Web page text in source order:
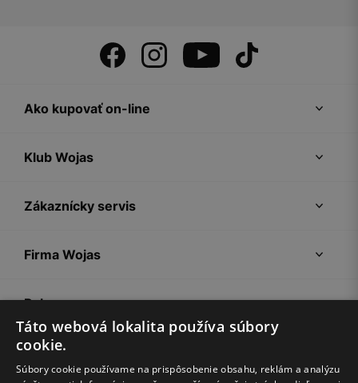
Ako kupovať on-line
Klub Wojas
Zákaznícky servis
Firma Wojas
Pokyny
Táto webová lokalita používa súbory
cookie.
Súbory cookie používame na prispôsobenie obsahu, reklám a analýzu